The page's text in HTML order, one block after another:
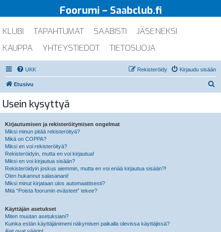
Foorumi – Saabclub.fi
KLUBI TAPAHTUMAT SAABISTI
JÄSENEKSI
KAUPPA
YHTEYSTIEDOT TIETOSUOJA
UKK Kirjaudu sisään
Rekisteröidy
Etusivu
Usein kysyttyä
Kirjautumisen ja rekisteröitymisen ongelmat
Miksi minun pitää rekisteröityä?
Mikä on COPPA?
Miksi en voi rekisteröityä?
Rekisteröidyin, mutta en voi kirjautua!
Miksi en voi kirjautua sisään?
Rekisteröidyin joskus aiemmin, mutta en voi enää kirjautua sisään?!
Olen hukannut salasanani!
Miksi minut kirjataan ulos automaattisesti?
Mitä “Poista foorumin evästeet” tekee?
Käyttäjän asetukset
Miten muutan asetuksiani?
Kuinka estän käyttäjänimeni näkymisen paikalla olevissa käyttäjissä?